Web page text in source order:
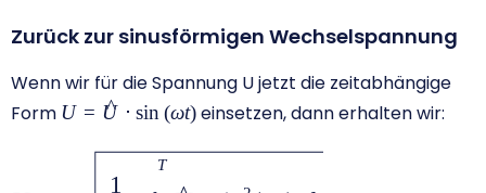
Zurück zur sinusförmigen Wechselspannung
Wenn wir für die Spannung U jetzt die zeitabhängige
Form {
\omega t
U = U
^ ⋅ sin (ωt)einsetzen, dann erhalten wir:
{\large\displaystyle
{{U}_{eff}}=\sqrt{\frac{1}
1
T